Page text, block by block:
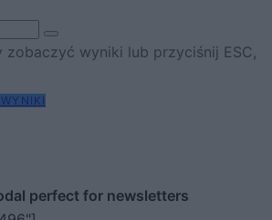
zobaczyć wyniki lub przyciśnij ESC,
perfect for newsletters